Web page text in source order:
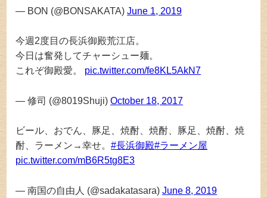
— BON (@BONSAKATA)June 1, 2019
今週2度目の長浜御殿荒江店。
今日は奮発してチャーシュー麺。
これぞ御殿愛。 pic.twitter.com/fe8KL5AkN7
— 修司 (@8019Shuji)October 18, 2017
ビール、おでん、豚足、焼酎、焼酎、豚足、焼酎、焼
酎、ラーメン→幸せ。#長浜御殿#ラーメン屋
pic.twitter.com/mB6R5tg8E3
— 南国の自由人 (@sadakatasara)June 8, 2019